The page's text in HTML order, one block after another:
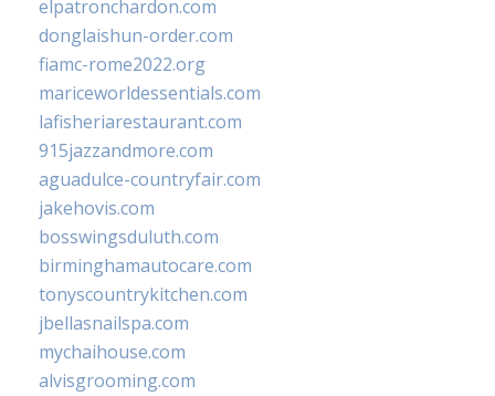
elpatronchardon.com
donglaishun-order.com
fiamc-rome2022.org
mariceworldessentials.com
lafisheriarestaurant.com
915jazzandmore.com
aguadulce-countryfair.com
jakehovis.com
bosswingsduluth.com
birminghamautocare.com
tonyscountrykitchen.com
jbellasnailspa.com
mychaihouse.com
alvisgrooming.com